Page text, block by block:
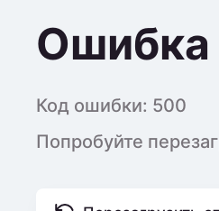
Ошибка
Код ошибки: 500
Попробуйте